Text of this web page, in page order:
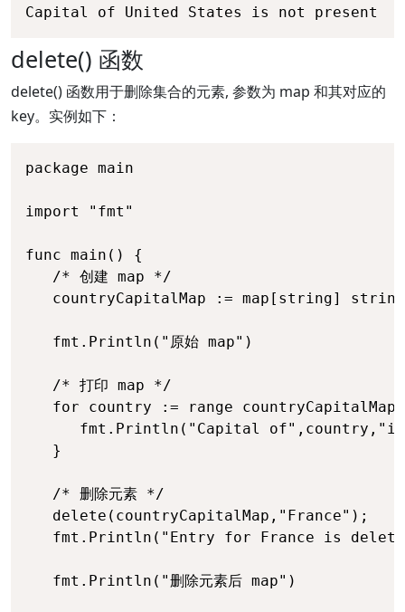
Capital of United States is not present
delete() 函数
delete() 函数用于删除集合的元素, 参数为 map 和其对应的
key。实例如下：
package main
import "fmt"
func main() {
   /* 创建 map */
countryCapitalMap := map[string]
   fmt.Println("原始 map")
   /* 打印 map */
for country := range countryCapitalMap
fmt.Println("Capital
   }
   /* 删除元素 */
   delete(countryCapitalMap,"France");
fmt.Println("Entry for France is
   fmt.Println("删除元素后 map")